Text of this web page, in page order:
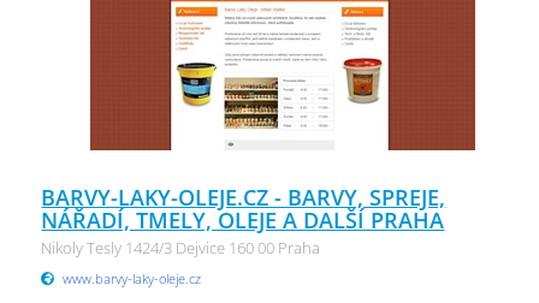
BARVY-LAKY-OLEJE.CZ - BARVY, SPREJE,
NÁŘADÍ, TMELY, OLEJE A DALŠÍ PRAHA
Nikoly Tesly 1424/3 Dejvice 160 00 Praha
www.barvy-laky-oleje.cz